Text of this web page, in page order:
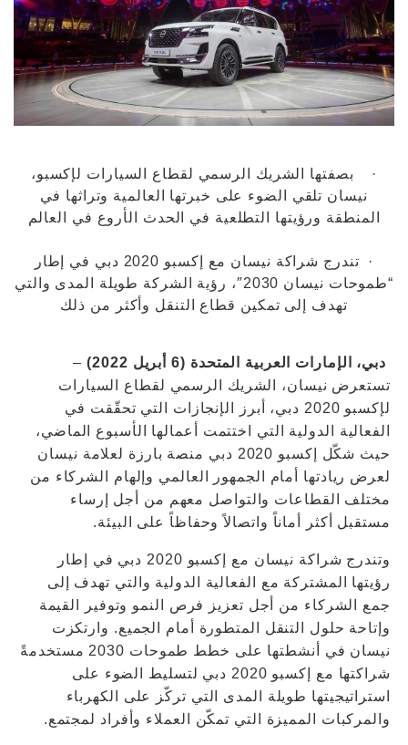
· بصفتها الشريك الرسمي لقطاع السيارات لإكسبو،
نيسان تلقي الضوء على خبرتها العالمية وتراثها في
المنطقة ورؤيتها التطلعية في الحدث الأروع في العالم
· تندرج شراكة نيسان مع إكسبو 2020 دبي في إطار
“طموحات نيسان 2030″، رؤية الشركة طويلة المدى والتي
تهدف إلى تمكين قطاع التنقل وأكثر من ذلك
دبي، الإمارات العربية المتحدة (6 أبريل 2022)
–
تستعرض نيسان، الشريك الرسمي لقطاع السيارات
لإكسبو 2020 دبي، أبرز الإنجازات التي تحقّقت في
الفعالية الدولية التي اختتمت أعمالها الأسبوع الماضي،
حيث شكّل إكسبو 2020 دبي منصة بارزة لعلامة نيسان
لعرض ريادتها أمام الجمهور العالمي وإلهام الشركاء من
مختلف القطاعات والتواصل معهم من أجل إرساء
مستقبل أكثر أماناً واتصالاً وحفاظاً على البيئة.
وتندرج شراكة نيسان مع إكسبو 2020 دبي في إطار
رؤيتها المشتركة مع الفعالية الدولية والتي تهدف إلى
جمع الشركاء من أجل تعزيز فرص النمو وتوفير القيمة
وإتاحة حلول التنقل المتطورة أمام الجميع. وارتكزت
نيسان في أنشطتها على خطط طموحات 2030 مستخدمةً
شراكتها مع إكسبو 2020 دبي لتسليط الضوء على
استراتيجيتها طويلة المدى التي تركّز على الكهرباء
والمركبات المميزة التي تمكّن العملاء وأفراد لمجتمع.